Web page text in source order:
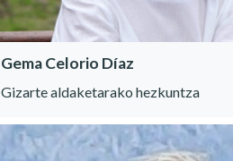
Gema Celorio Díaz
Gizarte aldaketarako hezkuntza